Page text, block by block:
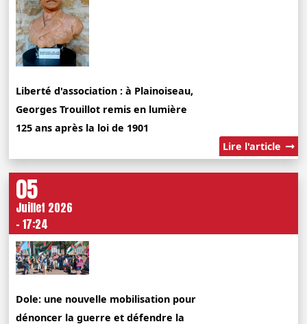
Liberté d'association : à Plainoiseau,
Georges Trouillot remis en lumière
125 ans après la loi de 1901
Lire l'article
05
Juillet 2026
- 17:24
Dole: une nouvelle mobilisation pour
dénoncer la guerre et défendre la